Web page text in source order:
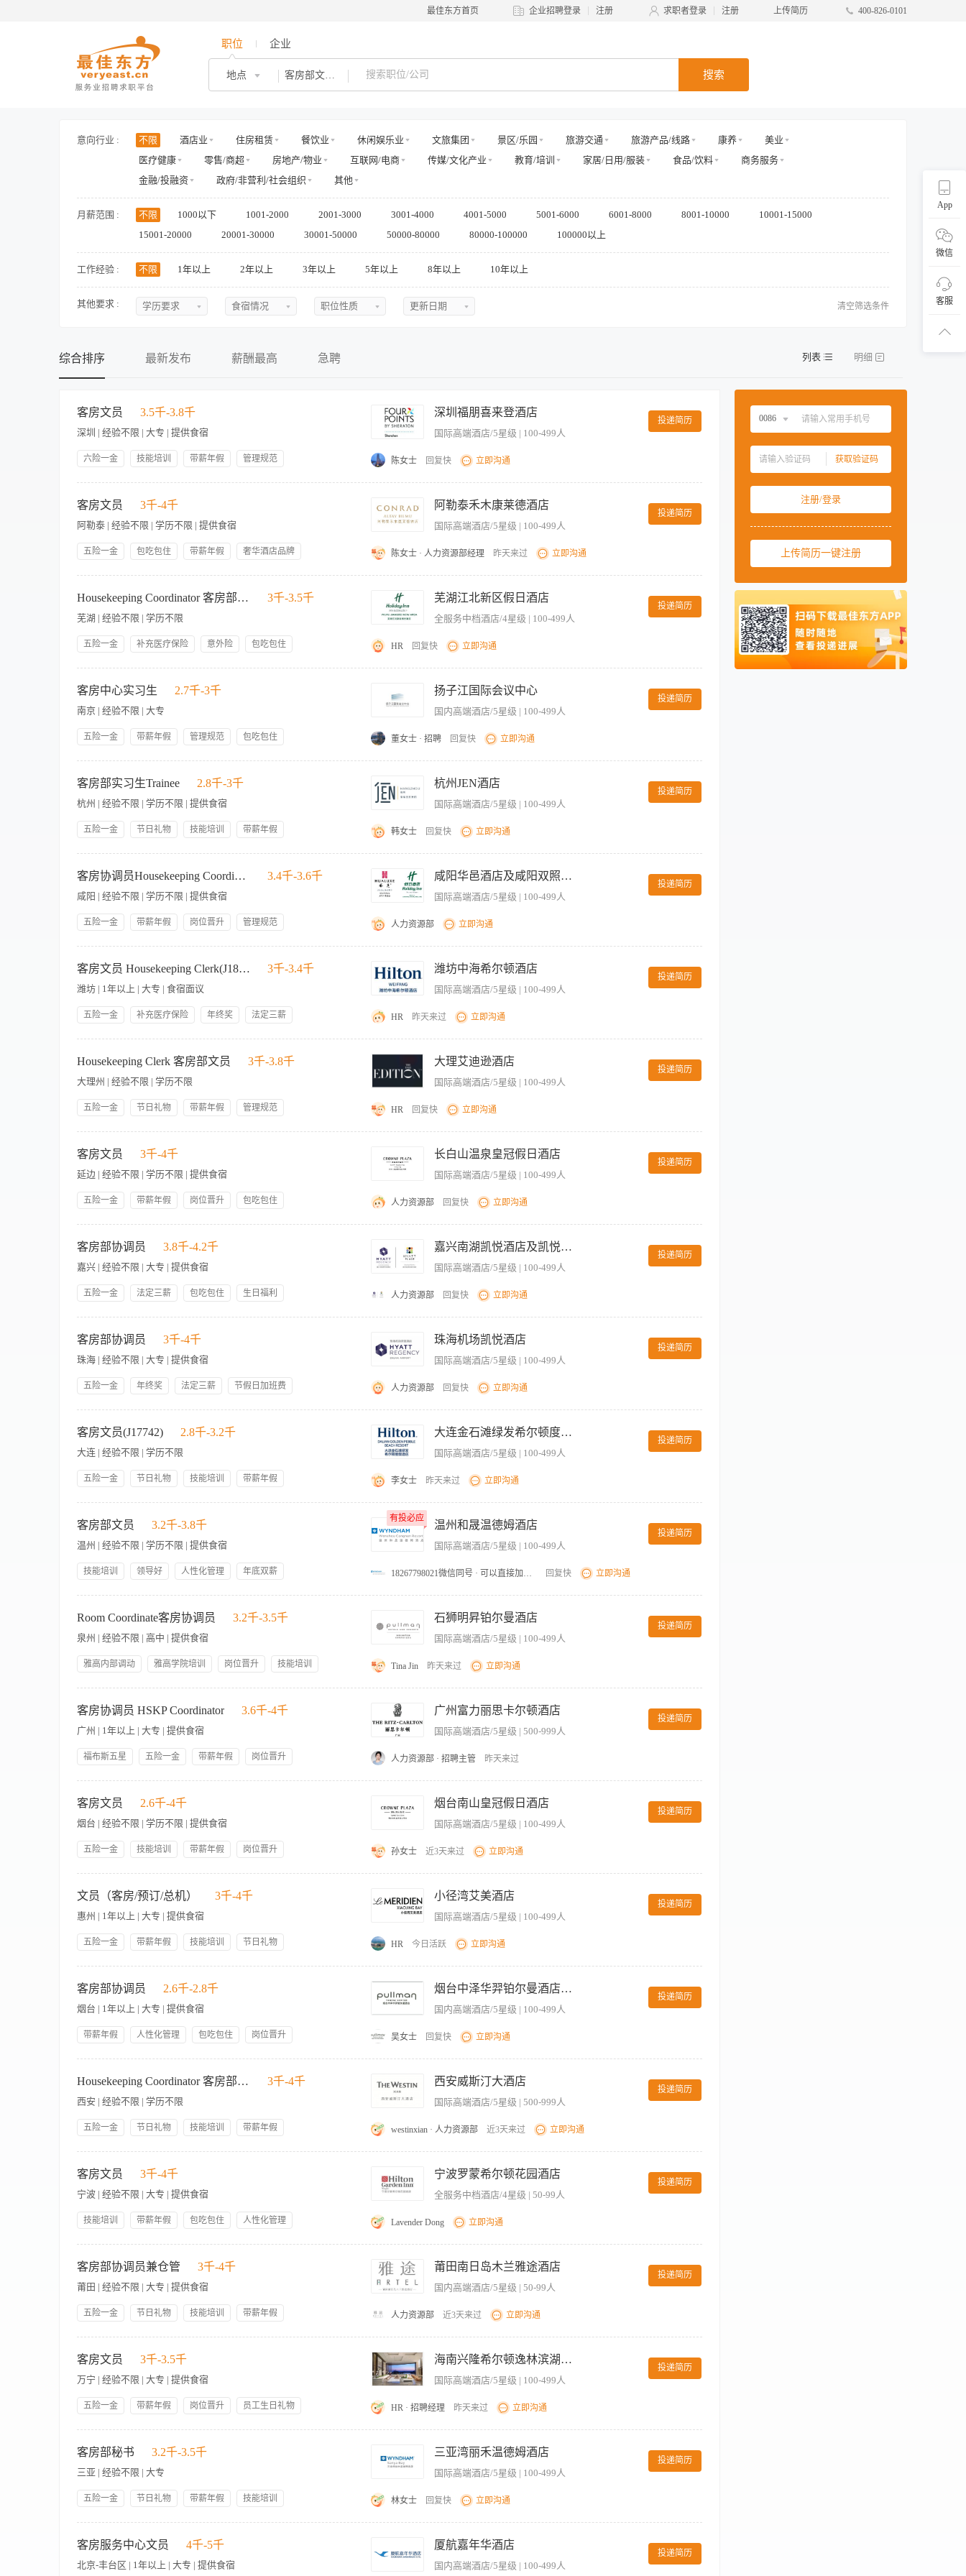
最佳东方首页 企业招聘登录 注册 求职者登录 注册 上传简历 400-826-0101
职位 企业
地点 客房部文员 搜索
App
微信
客服
意向行业 : 不限 酒店业 住房租赁 餐饮业 休闲娱乐业 文旅集团 景区/乐园 旅游交通 旅游产品/线路 康养
美业
医疗健康
零售/商超 房地产/物业 互联网/电商 传媒/文化产业 教育/培训 家居/日用/服装 食品/饮料
商务服务
金融/投融资
政府/非营利/社会组织 其他
月薪范围 : 不限 1000以下 1001-2000 2001-3000 3001-4000 4001-5000 5001-6000 6001-8000 8001-10000
10001-15000
15001-20000
20001-30000 30001-50000 50000-80000 80000-100000 100000以上
工作经验 : 不限 1年以上 2年以上 3年以上 5年以上 8年以上 10年以上
其他要求 : 学历要求
初中
高中
大专
本科
博士
食宿情况
提供食宿
职位性质
全职
更新日期
近一周
近两周
近一月
清空筛选条件
综合排序 最新发布 薪酬最高 急聘
客房文员 3.5千-3.8千
深圳 | 经验不限 | 大专 | 提供食宿
六险一金 技能培训 带薪年假
管理规范
深圳福朋喜来登酒店
国际高端酒店/5星级 | 100-499人
投递简历
陈女士 回复快 立即沟通
门的联络沟通，部门经理不在的情况下，帮助处理日常事务和来访接待工作。 5、负责各类办公用品的领取与发放 6、汇总每月考勤、考核报表，按时送至人事办公
室。 7、协助部门经理做好宾客意见的收集整理工作。 岗位要求 1、懂得电脑操作，能较熟练地进行中英文打字。 2、有一定的应变处理问题的能力 3、身体健康、精
力充沛、五官端正。
客房文员 3千-4千
阿勒泰 | 经验不限 | 学历不限 | 提供食宿
五险一金 包吃包住 带薪年假
奢华酒店品牌
阿勒泰禾木康莱德酒店
国际高端酒店/5星级 | 100-499人
投递简历
陈女士 · 人力资源部经理 昨天来过 立即沟通
收回，登记和控制所有管家部手机及监督仪。 · 记录分发到各个楼层和其它部门的楼层钥匙。 · 处理、登记和跟踪借出物品，每月盘点一次出借物品、手机。 · 记录所
有管家部员工出勤的情况。 · 按要求准备月报表。为管家部各部分，即布草房，楼层，公共区域，洗衣房准备月度报告和盘点提供帮助。 · 更新管家部月度人力报
告。 · 将需要维修的东西送至工程部维修并且知会楼层主管何时可以取回。 · 记录所有的电话并跟进解决问题。 · 记录楼层主管和客房服务员遇到的问题，并与相关部
门进行协调。 · 处理所有进出文件。 · 保持和更新房况记录。 · 每日登记迷你吧酒水销售情况并打印酒水报表做好台账。 · 保持办公室干净整洁。 · 按照既定系统将各
种文件存档。 · 随时告知楼层主管关于团队的到达、离店、VIP客人抵达等相关的信息等。 · 处理失物招领。 · 同其他部门协调工作。 · 协助准备员工排班。 · 保证所
有报告和服务都按时完成。 · 遵守酒店的工作政策及程序，遵守希尔顿的商业行为规范以及员工手册中的条款。 · 坚持酒店安全制度、紧急情况处理规定和程序。 · 确
Housekeeping Coordinator 客房部协调员 3千-3.5千
芜湖 | 经验不限 | 学历不限
五险一金 补充医疗保险 意外险
包吃包住
芜湖江北新区假日酒店
全服务中档酒店/4星级 | 100-499人
投递简历
HR 回复快 立即沟通
3、协调客房部与其他部门（如前台、工程部、洗衣房）的沟通，及时传递工作指令及反馈信息。 4、管理客房部物资库存，定期盘点并记录消耗品使用情况，跟进补
充采购需求。 5、处理客人关于客房服务的电话或书面需求，记录并转达至相关岗位，确保问题及时解决。 6、跟进客房部设施设备报修流程，填写维修单并追踪处理
进度。 7、协助新员工入职资料准备及培训安排，维护员工档案信息准确性。 【岗位要求】 1、学历不限，工作经验不限，年龄不限，具备基本读写和计算机操作能
力（如Office办公软件）。 2、沟通表达清晰，能与不同层级员工及客人进行有效协调。 3、工作细致认真，具备较强的条理性与时间管理能力。 4、有团队合作意
识，能适应酒店快节奏工作环境。 5、对酒店客房服务流程有一定了解者优先，无经验但愿意学习者亦可。
客房中心实习生 2.7千-3千
南京 | 经验不限 | 大专
五险一金 带薪年假 管理规范
包吃包住
扬子江国际会议中心
国内高端酒店/5星级 | 100-499人
投递简历
董女士 · 招聘 回复快 立即沟通
日出房量信息等统计资料； 3.完成客房中心每月盘点工作； 4.积极与楼面交换信息，确保客房中心房态信息的正确，保证客用品与各类物品的充足、合理备量，协调
各方关系，保证客房工作的顺利进行； 5.与前台密切配合做好房态管理，确保满足售房需求， 6.做好客遗的收集、记录、处理等管理工作。 任职资格： 1.具有大专或
以上学历，有一定语言、文字表达能力； 2.有较强的责任心和服务意识； 3.具有沟通、协调、管理及组织能力，具有良好的团队精神； 4.熟悉掌握客房部各区域日常
工作； 5.可熟练操作电脑，制定运用各类表格；
客房部实习生Trainee 2.8千-3千
杭州 | 经验不限 | 学历不限 | 提供食宿
五险一金 节日礼物 技能培训
带薪年假
杭州JEN酒店
国际高端酒店/5星级 | 100-499人
投递简历
韩女士 回复快 立即沟通
on you to: 作为酒店客房部实习生，需承担以下主要工作职责： 1、Clean, sanitize, and properly store guest room cups and related amenities according to hotel hygiene standards.
Maintain cleanliness and ensure all items are ready for guest use. 按照酒店卫生标准清洗、消毒并妥善存放客房杯具及相关用品，确保用品清洁卫生，满足宾客使用需求。
2、Assist in receiving, organizing, issuing, and counting housekeeping supplies. Maintain accurate inventory records and ensure sufficient stock levels. 协助客房物资的收货、整
理、发放及盘点工作，做好库存登记，确保各类客房用品储备充足。 3、Deliver guest-requested items such as bottled water, towels, and amenities promptly and courteously.
Ensure timely response to guest requests and maintain service quality. 根据宾客需求及时配送饮用水、毛巾、一次性用品等物品，保证服务及时、高效，提升宾客满意度。
We are looking someone who: 我们寻找的人选需具备： 1、Positive attitude, strong sense of responsibility, good communication skills, and willingness to learn hotel operations. 工
就是合适的人选，那还等什么？马上点击申请按钮吧！
客房协调员Housekeeping Coordinator 3.4千-3.6千
咸阳 | 经验不限 | 学历不限 | 提供食宿
五险一金 带薪年假 岗位晋升
管理规范
咸阳华邑酒店及咸阳双照湖假日酒店
国际高端酒店/5星级 | 100-499人
投递简历
人力资源部 立即沟通
息，确保既定标准并取得客户的满意。 Receives, records, and distributes various reports 接听、记录并分发各种报告。 Receives, records, and transmits guest requestsaccurately
准确接听、记录并传达客人的要求。 Responsible for entering accurate room status intocomputer daily and investigate discrepancies 负责每天将客房情况准确的输入电脑并调
查各种异常情况。 Maintains and update administrative data 维护和更新行政数据。 Maintains key control 管理钥匙。 Monitors lost property 监管失物相关事宜 。 Maintains
working area and equipment in a proper stateof cleanliness and repair 确保工作区域和设备得到良好的清洁和修缮。 Report guest complaints to Executive Housekeeper ordelegate
immediately 及时向行政管家或其代理人汇报客人的投诉情况。 Complies with hotel’s health, safety and hygienepolicies and adheres to conduct personnel grooming and hygiene
standards 遵守酒店的健康、安全和卫生政策，并遵守个人仪容和卫生规范。 Attends meetings and training sessions as required 按要求参加会议和培训活动。 Is multi-skilled
as a Room Attendant as well as otherareas of Housekeeping 成为掌握客房服务员和客房部其它业务领域工作技能的复合型人才。 Adheres to Housekeeping standards and
procedures andenforces same 遵守并执行客房部的规范和工作程序。 Maintains good relations with Housekeeping staff andother interfacing departments, in particular Front Office
and Engineering 与客房部员工以及其它关联部门，特别是前厅部和工程部保持良好的关系。
客房文员 Housekeeping Clerk(J18438) 3千-3.4千
潍坊 | 1年以上 | 大专 | 食宿面议
五险一金 补充医疗保险 年终奖
法定三薪
潍坊中海希尔顿酒店
国际高端酒店/5星级 | 100-499人
投递简历
HR 昨天来过 立即沟通
持充足的备品。 4.帮助客房服务员和楼层主管处理有关宾客需求、问题及房间状态的询问。 5.出席客房服务员例会，确保相关信息上传下达至楼层主管和其他同事。
6.保证营运中钥匙和工作手机的安全使用，并且做到工作开始前签出以及工作结束后签入及核对。 7.根据规范制度记录失物招领，并且根据标准保持记录完整、储存
得当以及有序分发等。 8.如有需要，协助部门处理部门的每月考勤，包括考勤记录、年假、病假、无薪假等。 9.协助行政副管家按要求完成月度报表记录。 10.恰当的
整理客房部的文件汇总。 11.遵守酒店的工作政策及程序，遵守希尔顿的商业行为规范以及员工手册中的条款。 12.坚持酒店安全制度、紧急情况处理规定和程序。 13.
执行任何管理层分配的其它工作。 14.如有必要，酒店管理层有权更改或补充该职位描述。 任职资格： 1.良好写作和口头表达能力。 2.良好的英语水平是渴望的。 3.
具有良好的管家部办公室日常运作方面的知识。 4.能熟练操作各种办公软件。 5.会使用Opera或 OnQ系统。 6.至少一年的行政工作经验。 7.积极聆听、多方位思考。
Housekeeping Clerk 客房部文员 3千-3.8千
大理州 | 经验不限 | 学历不限
五险一金 节日礼物 带薪年假
管理规范
大理艾迪逊酒店
国际高端酒店/5星级 | 100-499人
投递简历
HR 回复快 立即沟通
correct unsafe work procedures or conditions and/or report them tomanagement and security/safety personnel. 及时发现和纠正不安全的操作/情况，及时汇报给管理团队。 §
FollowHazardous Material Management Program procedures for handling and disposingchemicals, fertilizer, pesticides, blood borne pathogens, etc., including usingMaterial Safety
Data Sheets (MSDS). 遵守危险物品管理项目程序来汇报实际情况给当班主管。 § Followcompany and department safety and security policies and procedures to ensure aclean,
safe, and secure environment. 根据酒店和部门的安全政策，保证清洁，安全的环境。 § Followproperty specific procedures for handling emergency situations (e.g.,evacuations,
medical emergencies, natural disasters). 遵循具体情况具体程序，处理紧急情况(如：疏散、急救、自然灾害) § Maintainawareness of undesirable persons on property premises.
对酒店非正常出入人员提高警惕，并报告给主管及安全部。 § Followpolicies and procedures for the safe operation and storage of tools, equipment,and machines. 遵守安全操作
须使用正确的设备，穿戴合适的个人防护服，并且采用正确的举物程序，来避免受伤。 § Completeappropriate safety training and certifications to perform work tasks. 在完成
相关的安全培训和认证后执行工作任务。 Policiesand Procedures 政策与程序 § Protectthe privacy and security of guests and coworkers. 保护客人、同事的隐私和安全。 §
部门的政策与程序。 § Protectcompany tools, equipment, machines, or other assets in accordance with companypolicies and procedures. 根据酒店的政策和程序保护好各类工
Address guests' service needs in a professional, positive, and timelymanner. 积极，专业，及时地处理客人的需求。 § Actively listen and respond positively to guest questions,
concerns, andrequests using brand or property specific process (e.g., LEARN) to resolveissues, delight, and build trust. 使用集团品牌和酒店具体的程序积极的倾听和回应客人的
问题、关注及要求（比如，LEARN）来解决问题，取悦客人并建立信任。 § Welcome and acknowledge each and every guest with a smile, eye contact,and a friendly verbal
greeting, using the guest's name when possible. 欢迎并认识每一位客人，面带微笑，保持目光接触，并用客人的名字友好的问候。 § Assist other employees to ensure proper
coverage and prompt guestservice. 协助其他的同事保证覆盖所有的对客服务需求。 § Thank guests with genuine appreciation and provide a fond farewell. 真诚的感谢客人并与
之愉快的告别。 § Anticipate guests' service needs, including asking questions of gueststo better understand their needs and watching/listening to guest preferencesand acting on them
whenever possible. 预见客人的需求，包括聆听、观察客人、询问客人，并且及时地满足客人的需求。 § Provide assistance to individuals with disabilities, including
assistingvisually, hearing, or physically-impaired individuals within guidelines (e.g.,escorting them when requested, using words to explain actions, writingdirections on paper, moving
objects out of the way). 为视觉、听觉及身体有缺陷的残疾人提供帮助和指导，（如果有需求，我们可以护送他们，并且通过文字和动作来描述行动方向） § Engage
guests in conversation regarding their stay, property services,and area attractions/offerings. 通过与客人的谈话来了解他们的住店感受,、对酒店服务以及周边景区的体验感受。
Communication沟通 § Provideassistance to coworkers, ensuring they understand their tasks. 协助同事，保证他们了解任务。 § Speak toguests and co-workers using clear,
managersdiscreetly and quietly, avoiding public areas of the property. 在公共区域与同事应小声谨慎地讨论问题。 § Talk withand listen to other coworkers to effectively exchange
information. 与同事要有效率地交换正确的信息。 § Exchangeinformation with coworkers using electronic devices (e.g., pagers and two-wayradios). 通过电子通讯设备与其他同
事交换信息。（如对讲机） Workingwith Others 与他人协助 § Supportall co-workers and treat them with dignity and respect. 支持所有同事并尊重他们。 § Handlesensitive
issues with coworkers and/or guests with tact, respect, diplomacy,and confidentiality. 运用策略，尊重，外交及保密来处理同事和客人的敏感问题。 § Developand maintain
positive and productive working relationships with other employeesand departments. 和其他部门的同事建立和保持积极高效的工作关系。 § Partnerwith and assist others to
promote an environment of teamwork and achieve commongoals. 协助同事建立团队协作的环境，以成就共同的目标。 QualityAssurance/Quality Improvement 质量保证/质量改
进 § Complywith quality assurance expectations and standards. 符合质量确保达到预期标准。 PhysicalTasks 身体素质 § Stand,sit, or walk for an extended period of time or for an
entire work shift. 能够坚持长时间站立、端坐、或者行走整个班次。 § Move,lift, carry, push, pull, and place objects weighing less than or equal to 10pounds without assistance.
在无人协助下，能移动，抬起，搬运，推动，拉动，放置少于或等于10磅的物品。 § Enter andlocate work-related information using computers and/or point of sale systems.
通过使用电脑和销售系统，获取和工作相关的信息。 EssentialJob Functions 工作职能 § Completerequired Housekeeping paperwork, including reports, worksheets, activity
logs,and checklists. 完成客房部的文字工作，例如报表，记录，和检查表。 § ContactEngineering, Guest Experience, or Housekeeping office directly for urgentrepairs. 对于紧急
维修，及时的时间通知工程部进行抢修。 § Respondpromptly to requests from guests, Front Desk, or Guest Experience. 及时的回应客人、同事的问询。 § Requestpreventative
foradditional assignments throughout the shift. 在班次中，通过合适的渠道来完成额外的任务。 § Communicateadditions or changes to the assignment sheets to Housekeeping
staff as theyarise throughout the shift. 对于在整个班次内工作任务的增加或是改变应及时的和客房部行政副管家沟通交流。 § AssistHousekeeping management in managing
efforts of Housekeeping, Engineering, Front Office,and Laundry. 作为其他部门与客房部的信息联络人。 § Check andresolve issues with discrepant rooms with the Front Desk
有行李） § CoordinateVIP service to ensure VIP's needs are met throughout the stay. 分享贵宾需求信息并保证贵宾的需求得到满足。 § Record,monitor, and update list of ‘Do
Not Disturb' rooms. 记录，监督和更新“请勿打扰”的房号。 § Runreports to determine how many rooms are sold for each day, including the numberof arrivals, departures, and
vacant ready rooms. 运行报告告诉我们每天的房间销售情况，包括预抵的、离店的和可售房。 § Assignrush rooms and rooms previously on the ‘Do Not Disturb' list to
Housekeepers asthey occur. 分配急需清理的房间和之前出现在“请勿打扰”列表上的房间。 § Communicatewith Housekeepers throughout the day to ensure that vacant dirty
rooms arecleaned by the necessary time. 和客房服务员沟通，保证脏房及时清理。 § Performother reasonable job duties as requested by Supervisors, include similar jobduties as
decided by their supervisor, possibly in other departments; howeverat the same level. 履行上级安排的其他工作，包括被安排到其他部门协助工作，但职位级别不改变 Others
of fundamental job duties. All duties and requirements areessential job functions. 这份岗位职责并不包括该职位所要求的次要性及附带性的工作。以上工作任务和要求是这一
个职位所需的最基本的要求。 § This job description in no way statesor implies that these are the only duties to be performed by the employeeoccupying this position. Employees
位职责绝不表明或暗示该职位的员工仅限于以上所列出的工作职责，员工应当根据其主管的要求完成其它在本酒店与工作相关或者与酒店行业相关的工作任务。 §
客房文员 3千-4千
延边 | 经验不限 | 学历不限 | 提供食宿
五险一金 带薪年假 岗位晋升
包吃包住
长白山温泉皇冠假日酒店
国际高端酒店/5星级 | 100-499人
投递简历
人力资源部 回复快 立即沟通
3、协助处理客人投诉及特殊需求，及时向相关部门反馈并跟进解决。 4、管理客房部文件档案，包括员工排班表、报表、物资领用单据等。 5、配合客房主管完成日
报、周报等数据统计及分析工作。 6、协调与其他部门（如前台、工程部、餐饮部）的信息传递，保障客房服务高效运转。 7、定期盘点客房消耗品及布草库存，协助
制定补货计划。 【岗位要求】 1、学历不限，工作经验不限，年龄不限，能熟练操作Office办公软件（Word、Excel）。 2、具备良好的沟通能力，能清晰传达信息，
普通话标准，有酒店或服务行业经验者优先。 3、工作认真细致，责任心强，能适应倒班及一定的工作压力。 4、具备较强的服务意识，能耐心处理客人需求及内部协
调事务。 5、熟悉酒店客房管理软件或系统操作者优先，无经验可培训上岗。
客房部协调员 3.8千-4.2千
嘉兴 | 经验不限 | 大专 | 提供食宿
五险一金 法定三薪 包吃包住
生日福利
嘉兴南湖凯悦酒店及凯悦嘉轩酒店
国际高端酒店/5星级 | 100-499人
投递简历
人力资源部 回复快 立即沟通
负责做好上传下达及与各部门的联络沟通，部门经理不在的情况下，帮助处理日常事务和来访接待工作。 负责各类办公用品的领取与发放。 汇总每月考勤、考核报
客房部协调员 3千-4千
珠海 | 经验不限 | 大专 | 提供食宿
五险一金 年终奖 法定三薪
节假日加班费
珠海机场凯悦酒店
国际高端酒店/5星级 | 100-499人
投递简历
人力资源部 回复快 立即沟通
失物品完整台账； 6、严格管理并记录客房楼层房卡与工作手机的发放与收回； 7、确保从宾客服务中心接到的客人要求能够被迅速处理并满足； 8、与客房部同事保
持畅通的沟通； 9、完成客房经理交代的其他工作。 任职要求： 1、1年及以上酒店客房协调员实操经验，具有良好的沟通技巧和协调能力； 2、熟练房态管理系统；
3、台账登记细致规范。
客房文员(J17742) 2.8千-3.2千
大连 | 经验不限 | 学历不限
五险一金 节日礼物 技能培训
带薪年假
大连金石滩绿发希尔顿度假酒店
国际高端酒店/5星级 | 100-499人
投递简历
李女士 昨天来过 立即沟通
工作职责： • 行政支持：准确记录客房服务活动，包括房间状态、维护请求和团队日程安排。准备报告并根据需要更新客房服务管理系统。 • 宾客请求协调：接收和
处理与客房服务相关的宾客请求，确保及时专业地做出回应。将宾客的喜好和特殊要求传达给相应的团队成员。 • 库存管理：监控清洁用品、床单和客用设施的库存
水平。协助盘点库存，并协调采购以根据需要补充库存。 • 团队沟通：作为客房服务团队的中心联络点，在各部门之间传递信息和更新。使用酒店的管理系统分配和
跟踪客房清洁任务。 • 合规与安全：确保所有客房服务活动符合酒店政策和当地卫生与安全法规。维护安全协议和程序的有条理且易于访问的记录。 • 客房服务领导
支持：协助客房服务经理或主管完成运营任务和特殊项目。提供数据和见解，帮助简化客房服务流程并提高效率。 任职资格： • 具有行政管理经验，最好是在酒店业
或相关领域。 • 熟练使用客房管理系统和 Microsoft Office 应用程序。 • 出色的组织和多任务处理能力。 • 具有良好的沟通和人际交往能力，具有以客人为中心的思维
方式。 • 注重细节，记录准确，协调任务。 • 熟悉库存管理和库存控制程序者优先。
客房部文员 3.2千-3.8千
温州 | 经验不限 | 学历不限 | 提供食宿
技能培训 领导好 人性化管理
年底双薪
有投必应
有投必应
温州和晟温德姆酒店
国际高端酒店/5星级 | 100-499人
投递简历
18267798021微信同号 · 可以直接加我微信问询 回复快 立即沟通
作。 4、负责捡拾物品和遗留物品的登记、存放和处理。 5、负责整个酒店鲜花的预订和鲜花质量把关工作。 6、负责部门考勤和餐卡统计工作，领发员工工资、奖
金、补贴。 7、负责每日楼层人员的统筹安排及休班。 8、负责对讲机、值台电话的管理。 【岗位要求】 1、有相关工作经验者优先。 2、身体健康，五官端正，无不
良嗜好。 3、能熟练操作日常办公软件，有一定的文字处理及沟通协调能力。 4、有一定的英语基础。
Room Coordinate客房协调员 3.2千-3.5千
泉州 | 经验不限 | 高中 | 提供食宿
雅高内部调动 雅高学院培训 岗位晋升
技能培训
石狮明昇铂尔曼酒店
国际高端酒店/5星级 | 100-499人
投递简历
Tina Jin 昨天来过 立即沟通
信息，确保既定标准并取得客户的满意。 2.Receive, record, and distribute various reports. 接收、记录并分发各种报告。 3. Receive, record, and transmit guest requests
accurately. 准确的接收、记录并传达客人的要求。 4.Responsible for entering accurate room status into computer daily and investigate discrepancies. 负责每天将客房情况准确的
输入电脑并调查各种异常情况。 5. Maintain and update administrative data. 维护和更新行政数据。 6.Maintain key control. 管理钥匙。 7.Monitor lost & found property. 监管遗
失物品。 8.Prepare reports related to HR, Finance, and other departments. 准备人力资源部、财务部和其它部门相关的报表。 9.Control work phones and other loan items. 管理
工作电话和其它出借物。 10.Control mini bar store. 管理迷你吧仓库。 11.Maintain working area and equipment in a proper state of cleanliness and repair. 确保工作区域和设备
得到良好的清洁和修缮。 12.Report guest complaints to Executive Housekeeper or delegate immediately. 及时向行政管家或其代理人汇报客人的投诉情况。 13.Attend meetings
岗位工作技能的复合型人才。 15.Adhere to Housekeeping standards and procedures and enforces same. 遵守并执行客房部的规范和工作程序。
客房协调员 HSKP Coordinator 3.6千-4千
广州 | 1年以上 | 大专 | 提供食宿
福布斯五星 五险一金 带薪年假
岗位晋升
广州富力丽思卡尔顿酒店
国际高端酒店/5星级 | 500-999人
投递简历
人力资源部 · 招聘主管 昨天来过
序登记宾客的遗留物品。 5.向工程部提出维修的请求，及时维修客房故障。 6.做好各项工作交接及明确记录。 岗位要求 1大专学历或同等以上文化程度。 2.有1年以上
客房工作经验。 3.熟悉酒店客房专业知识，可合理的为宾客解决问题。 4.参加过相关专业培训。
客房文员 2.6千-4千
烟台 | 经验不限 | 学历不限 | 提供食宿
五险一金 技能培训 带薪年假
岗位晋升
烟台南山皇冠假日酒店
国际高端酒店/5星级 | 100-499人
投递简历
孙女士 近3天来过 立即沟通
的不仅仅是一个头衔。 如果您与Gina一样擅长羽毛球，并喜欢阅读，您身上就具备我们看重的品质——也就是让您与众不同的那些个人天赋、爱好与梦想。皇冠假日
酒店正在寻找Gina这样的人才：充满活力、信心十足、雄心勃勃，在自己的岗位上出色表现，同时帮助我们的宾客也取得成功。作为客房文员，您的工作职责与岗位
要求如下： 工作职责： 1.提供符合酒店形象标准的电话服务。 2.确保接听和转达所有与部门相关的信息，确保既定标准并取得客户的满意。 3.接听、记录并分发各种
报告。 4.准确接听、记录并传达客人的要求。 5.负责每天将客房情况准确的输入电脑并调查各种异常情况。 6.维护和更新行政数据。 7.监管遗失物相关事宜 。 8.及时
向行政管家或其代理人汇报客人的投诉情况。 9.遵守酒店的健康、安全和卫生政策，并遵守个人仪容和卫生规范。 10.按要求参加会议和培训活动。 岗位要求： 1. 大
专以上学历毕业，态度良好。 2. 具有组织、协调工作的能力，以及解决、分析问题的能力。 3.熟悉酒店各部门的工作职责、程序、标准。 4.能熟练应用计算机，各种
办公软件的操作。 5. 性格积极向上，可吃苦耐劳。 皇冠假日酒店正在寻找这样的员工：充满活力、自信十足、雄心勃勃；在自己的岗位上发挥出色表现，并帮助我们
的宾客取得成功。 作为回报，我们将为您提供具有市场竞争力的薪酬和福利，遍布全球的集团酒店员工入住优惠，并为您提供学习新技能和拓展职业生涯的各种机
会。除此之外，您还将加入 一个充满活力、积极向上的专业团队，所以您每天都会满怀工作的激情。 最重要的是，我们会为您提供一个“尽炫自我”的空间。 联系人:
文员（客房/预订/总机） 3千-4千
惠州 | 1年以上 | 大专 | 提供食宿
五险一金 带薪年假 技能培训
节日礼物
小径湾艾美酒店
国际高端酒店/5星级 | 100-499人
投递简历
HR 今日活跃 立即沟通
态度和高度的工作责任感，正确决策。 TRAIN FOR SKILLS培养技能 Strong will to learn and fast learner, can adapt to the age of great change and take challenge 热衷学习新事
物，灵活和适应变化，敢于挑战。 TAP FOR POTENTIAL 发挥潜能 You should have career developmentdesire to grow up yourself with Marriott 拥有向上发展的欲望，发挥
个人最大潜能，与万豪共同成长。
客房部协调员 2.6千-2.8千
烟台 | 1年以上 | 大专 | 提供食宿
带薪年假 人性化管理 包吃包住
岗位晋升
烟台中泽华羿铂尔曼酒店Pullman YANTAI CENTER
国内高端酒店/5星级 | 100-499人
投递简历
吴女士 回复快 立即沟通
门的文印打字工作。 5、负责做好上传下达及与各部门的联络沟通，部门经理不在的情况下，帮助处理日常事务和来访接待工作。 6、负责各类办公用品的领取与发
放。 7、负责部门员工劳保福利用品及临时工工资的发放。 8、汇总每月考勤、考核报表，按时送至人事行政办公室。 9、协助部门经理做好宾客意见的收集整理工
作。
Housekeeping Coordinator 客房部协调员 3千-4千
西安 | 经验不限 | 学历不限
五险一金 节日礼物 技能培训
带薪年假
西安威斯汀大酒店
国际高端酒店/5星级 | 500-999人
投递简历
westinxian · 人力资源部 近3天来过 立即沟通
况，确保符合酒店卫生标准和服务要求 4、管理客房用品库存，及时补充所需物品并控制成本 5、处理客人关于客房服务的特殊需求和投诉，提供解决方案 6、协助部
门主管完成相关报表和数据统计工作 7、培训新入职员工，确保其掌握工作流程和标准 【岗位要求】 1、具备良好的沟通协调能力和团队合作精神 2、工作细致认真，
有责任心，能承受一定工作压力 3、具备基础英语沟通能力者优先 4、能适应倒班工作制 5、有酒店相关工作经验者优先，但欢迎无经验者应聘
客房文员 3千-4千
宁波 | 经验不限 | 大专 | 提供食宿
技能培训 带薪年假 包吃包住
人性化管理
宁波罗蒙希尔顿花园酒店
全服务中档酒店/4星级 | 50-99人
投递简历
Lavender Dong 立即沟通
门的文印打字工作。 5、负责做好上传下达及与各部门的联络沟通，部门经理不在的情况下，帮助处理日常事务和来访接待工作。 6、负责各类办公用品的领取与发
放。 7、负责部门员工劳保福利用品及临时工工资的发放。 8、汇总每月考勤、考核报表，按时送至HR办公室。 9、协助部门经理做好宾客意见的收集整理工作。 岗
位要求 1、专科以上文化程度或具备文秘方面的专业知识。 2、懂得电脑操作，能较熟练地进行中英文打字。 3、有一定的写作能力和应变处理问题的能力。 4、接受
优秀应届毕业生。 5、身体健康、精力充沛、五官端正。
客房部协调员兼仓管 3千-4千
莆田 | 经验不限 | 大专 | 提供食宿
五险一金 节日礼物 技能培训
带薪年假
莆田南日岛木兰雅途酒店
国内高端酒店/5星级 | 50-99人
投递简历
人力资源部 近3天来过 立即沟通
待工作。 3、汇总每月考勤、考核报表，按时送至人力资源办公室。 4、负责客房仓库管理，按时交纳入库、领料、直拨单及收付存盘存报表，并于财务核对，准确反
应屋子收发存工作，做到账实一直，随时接受检查 【岗位要求】 1、大专及以上文化程度或具备文秘方面的专业知识。 2、懂得电脑操作，能较熟练地进行中英文打
字。 3、有一定的写作能力和应变处理问题的能力。 4、身体健康、精力充沛、五官端正。 5、认同保利企业文化
客房文员 3千-3.5千
万宁 | 经验不限 | 大专 | 提供食宿
五险一金 带薪年假 岗位晋升
员工生日礼物
海南兴隆希尔顿逸林滨湖度假酒店
国际高端酒店/5星级 | 100-499人
投递简历
HR · 招聘经理 昨天来过 立即沟通
的备品。 帮助客房服务员和楼层主管处理有关宾客需求、问题及房间状态的询问。 出席客房服务员例会，确保相关信息上传下达至楼层主管和其他同事。 保证营运
中钥匙和工作手机的安全使用，并且做到工作开始前签出以及工作结束后签入及核对。 根据规范制度记录失物招领，并且根据标准保持记录完整、储存得当以及有序
分发等。 如有需要，协助部门处理部门的每月考勤，包括考勤记录、年假、病假、无薪假等。 协助行政副管家按要求完成月度报表记录。 恰当的整理客房部的文件
汇总。 遵守酒店的工作政策及程序，遵守希尔顿的商业行为规范以及员工手册中的条款。 坚持酒店安全制度、紧急情况处理规定和程序。 执行任何管理层分配的其
它工作。 岗位要求 良好写作和口头表达能力 具有良好的办公室日常运作方面的知识。 能熟练操作各种办公软件。 至少一年的行政工作经验。 积极聆听、多方位思
考。 大专及以上学历。
客房部秘书 3.2千-3.5千
三亚 | 经验不限 | 大专
五险一金 节日礼物 带薪年假
技能培训
三亚湾丽禾温德姆酒店
国际高端酒店/5星级 | 100-499人
投递简历
林女士 回复快 立即沟通
门的文印打字工作。 5、负责做好上传下达及与各部门的联络沟通，部门经理不在的情况下，帮助处理日常事务和来访接待工作。 6、负责各类办公用品的领取与发
放。 7、负责部门员工劳保福利用品及临时工工资的发放。 8、汇总每月考勤、考核报表，按时送至人事行政办公室。 9、协助部门经理做好宾客意见的收集整理工
作。 岗位要求 1、中专以上文化程度。 3、身体健康、精力充沛、五官端正。
客房服务中心文员 4千-5千
北京-丰台区 | 1年以上 | 大专 | 提供食宿
厦航嘉年华酒店
国内高端酒店/5星级 | 100-499人
投递简历
列表 明细
0086
获取验证码
注册/登录
上传简历一键注册
中国大陆 0086
中国澳门 00853
西班牙
泰国 0066
柬埔寨 00855
00971